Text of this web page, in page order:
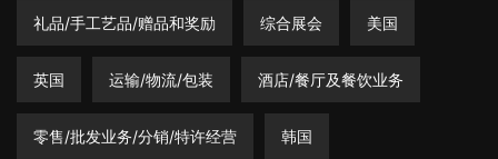
礼品/手工艺品/赠品和奖励 综合展会 美国
英国 运输/物流/包装 酒店/餐厅及餐饮业务
零售/批发业务/分销/特许经营 韩国